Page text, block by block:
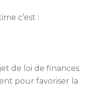
c’est :
de loi de finances
pour favoriser la